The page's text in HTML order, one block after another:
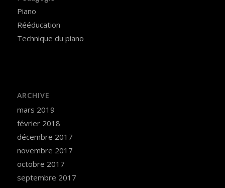
Piano
Rééducation
Technique du piano
ARCHIVE
mars 2019
février 2018
décembre 2017
novembre 2017
octobre 2017
septembre 2017